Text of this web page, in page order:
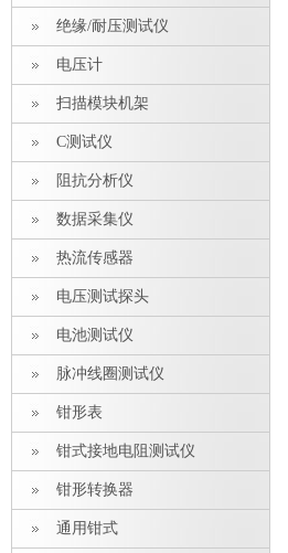
绝缘/耐压测试仪
电压计
扫描模块机架
C测试仪
阻抗分析仪
数据采集仪
热流传感器
电压测试探头
电池测试仪
脉冲线圈测试仪
钳形表
钳式接地电阻测试仪
钳形转换器
通用钳式